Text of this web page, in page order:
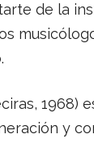
de la
1968)
y